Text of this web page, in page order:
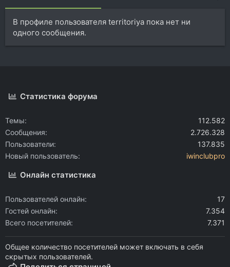
В профиле пользователя territoriya пока нет ни
одного сообщения.
Статистика форума
Темы
112.582
Сообщения
2.726.328
Пользователи
137.835
Новый пользователь
iwinclubpro
Онлайн статистика
Пользователей онлайн
17
Гостей онлайн
7.354
Всего посетителей
7.371
Общее количество посетителей может включать в себя
скрытых пользователей.